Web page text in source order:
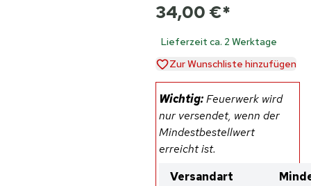
34,00 €*
Lieferzeit ca. 2 Werktage
Zur Wunschliste hinzufügen
Wichtig:Feuerwerk wird
nur versendet, wenn der
Mindestbestellwert
erreicht ist.
Versandart